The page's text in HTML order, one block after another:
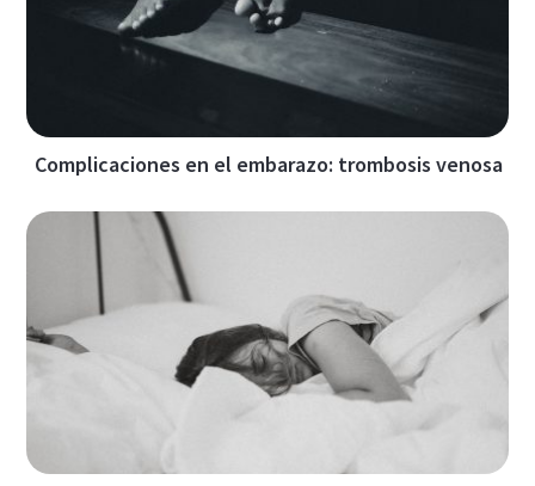
Complicaciones en el embarazo: trombosis venosa